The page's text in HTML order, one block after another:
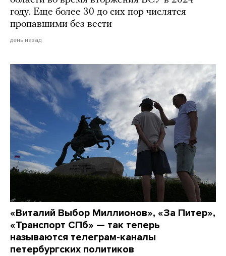
году. Еще более 30 до сих пор числятся
пропавшими без вести
день назад
«Виталий Выбор Миллионов», «За Питер»,
«Транспорт СПб» — так теперь
называются телеграм-каналы
петербургских политиков